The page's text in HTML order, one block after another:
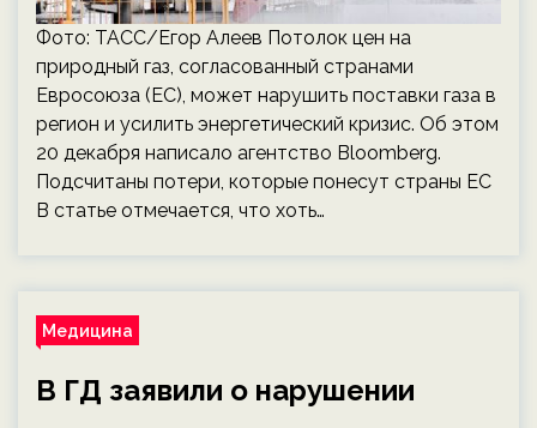
Фото: ТАСС/Егор Алеев Потолок цен на
природный газ, согласованный странами
Евросоюза (ЕС), может нарушить поставки газа в
регион и усилить энергетический кризис. Об этом
20 декабря написало агентство Bloomberg.
Подсчитаны потери, которые понесут страны ЕС
В статье отмечается, что хоть…
Медицина
В ГД заявили о нарушении